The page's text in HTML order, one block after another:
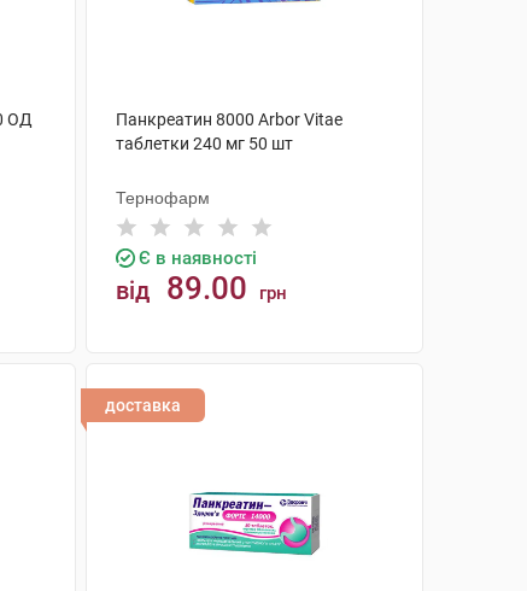
ОД
Панкреатин 8000 Arbor Vitae
таблетки 240 мг 50 шт
Тернофарм
Є в наявності
від 89.00 грн
доставка